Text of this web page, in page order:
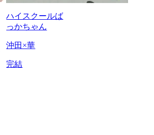
ハイスクールば
っかちゃん
沖田×華
完結